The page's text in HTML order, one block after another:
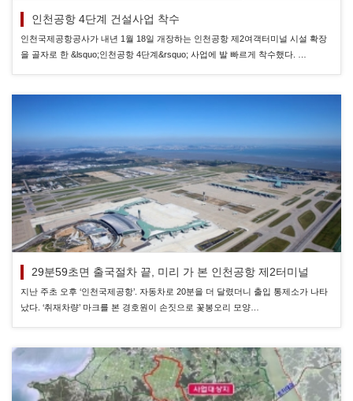
인천공항 4단계 건설사업 착수
인천국제공항공사가 내년 1월 18일 개장하는 인천공항 제2여객터미널 시설 확장
을 골자로 한 &lsquo;인천공항 4단계&rsquo; 사업에 발 빠르게 착수했다. …
29분59초면 출국절차 끝, 미리 가 본 인천공항 제2터미널
지난 주초 오후 ‘인천국제공항’. 자동차로 20분을 더 달렸더니 출입 통제소가 나타
났다. ‘취재차량’ 마크를 본 경호원이 손짓으로 꽃봉오리 모양…